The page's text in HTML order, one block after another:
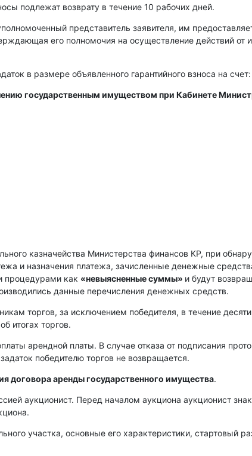
подлежат возврату в течение 10 рабочих дней.
представитель заявителя, им
его полномочия на осуществление действий от
в размере объявленного гарантийного взноса на счет:
государственным имуществом при Кабинете
казначейства Министерства финансов КР, при
и назначения платежа, зачисленные денежные
процедурами как «невыясненные суммы» и будут
данные перечисления денежных средств.
торгов, за исключением победителя, в течение десяти
итогах торгов.
арендной платы. В случае отказа от подписания
победителю торгов не возвращается.
договора аренды государственного имущества.
аукционист. Перед началом аукциона аукционист
участка, основные его характеристики, стартовый